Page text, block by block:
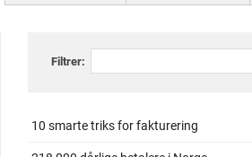
Filtrer:
10 smarte triks for fakturering